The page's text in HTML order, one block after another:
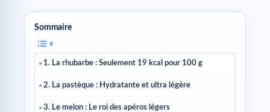
Sommaire
1. La rhubarbe : Seulement 19 kcal pour 100 g
2. La pastèque : Hydratante et ultra légère
3. Le melon : Le roi des apéros légers